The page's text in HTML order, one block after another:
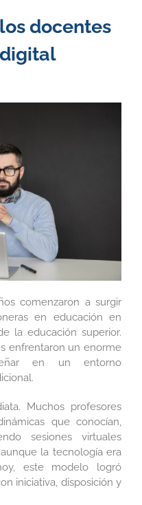
docentes
comenzaron a surgir
en educación en
la educación superior.
enfrentaron un enorme
en un entorno
Muchos profesores
que conocían,
sesiones virtuales
la tecnología era
este modelo logró
iniciativa, disposición y